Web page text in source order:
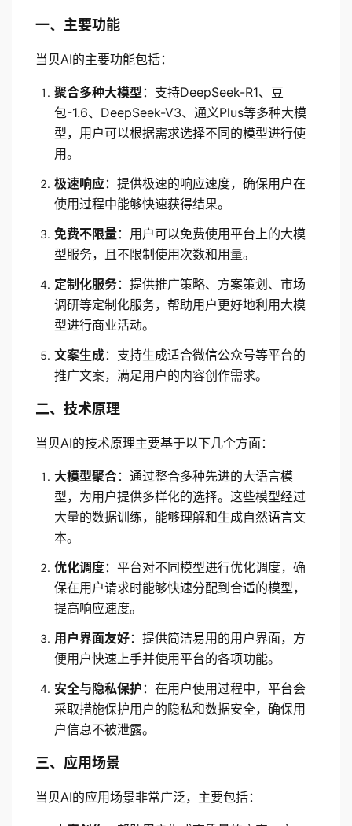
一、主要功能
当贝AI的主要功能包括：
聚合多种大模型 ：支持DeepSeek-R1、豆
包-1.6、DeepSeek-V3、通义Plus等多种大模
型，用户可以根据需求选择不同的模型进行使
用。
极速响应：提供极速的响应速度，确保用户在
使用过程中能够快速获得结果。
免费不限量：用户可以免费使用平台上的大模
型服务，且不限制使用次数和用量。
定制化服务：提供推广策略、方案策划、市场
调研等定制化服务，帮助用户更好地利用大模
型进行商业活动。
文案生成：支持生成适合微信公众号等平台的
推广文案，满足用户的内容创作需求。
二、技术原理
当贝AI的技术原理主要基于以下几个方面：
大模型聚合：通过整合多种先进的大语言模
型，为用户提供多样化的选择。这些模型经过
大量的数据训练，能够理解和生成自然语言文
本。
优化调度：平台对不同模型进行优化调度，确
保在用户请求时能够快速分配到合适的模型，
提高响应速度。
用户界面友好：提供简洁易用的用户界面，方
便用户快速上手并使用平台的各项功能。
安全与隐私保护 ：在用户使用过程中，平台会
采取措施保护用户的隐私和数据安全，确保用
户信息不被泄露。
三、应用场景
当贝AI的应用场景非常广泛，主要包括：